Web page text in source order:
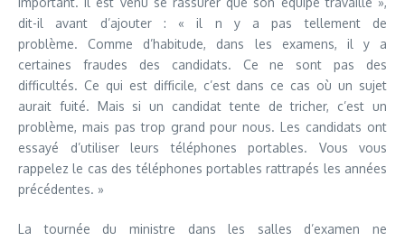
dit-il avant d’ajouter : « il n y a pas tellement de
problème. Comme d’habitude, dans les examens, il y a
certaines fraudes des candidats. Ce ne sont pas des
difficultés. Ce qui est difficile, c’est dans ce cas où un sujet
aurait fuité. Mais si un candidat tente de tricher, c’est un
problème, mais pas trop grand pour nous. Les candidats ont
essayé d’utiliser leurs téléphones portables. Vous vous
rappelez le cas des téléphones portables rattrapés les années
précédentes. »
La tournée du ministre dans les salles d’examen ne